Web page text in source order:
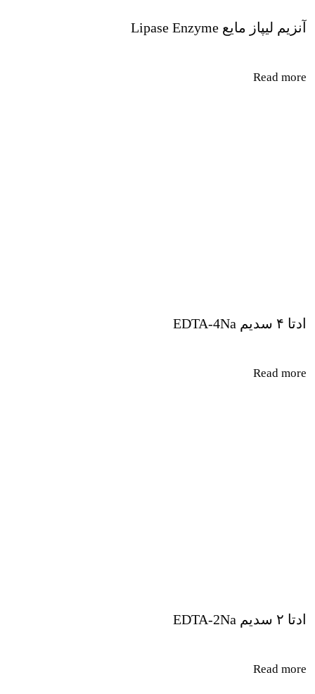
آنزیم لیپاز مایع Lipase Enzyme
Read more
ادتا ۴ سدیم EDTA-4Na
Read more
ادتا ۲ سدیم EDTA-2Na
Read more